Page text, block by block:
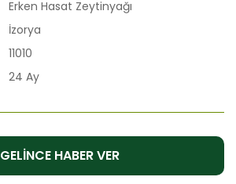
Erken Hasat Zeytinyağı
İzorya
11010
24 Ay
GELİNCE HABER VER